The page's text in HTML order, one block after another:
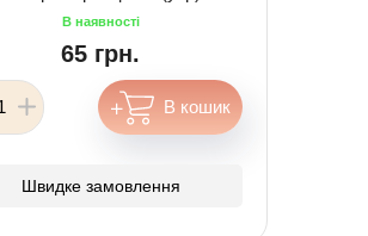
65 грн.
Швидке замовлення